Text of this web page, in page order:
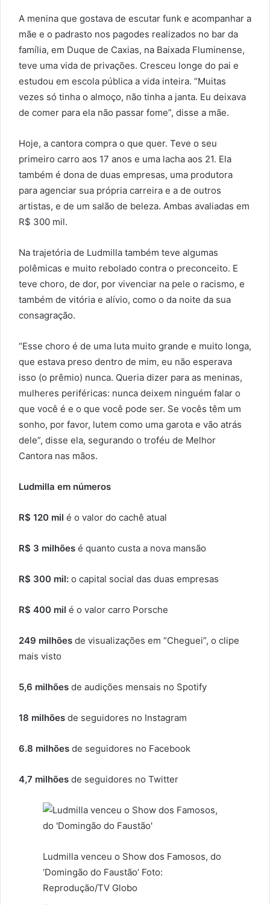
A menina que gostava de escutar funk e acompanhar a
mãe e o padrasto nos pagodes realizados no bar da
família, em Duque de Caxias, na Baixada Fluminense,
teve uma vida de privações. Cresceu longe do pai e
estudou em escola pública a vida inteira. “Muitas
vezes só tinha o almoço, não tinha a janta. Eu deixava
de comer para ela não passar fome”, disse a mãe.
Hoje, a cantora compra o que quer. Teve o seu
primeiro carro aos 17 anos e uma lacha aos 21. Ela
também é dona de duas empresas, uma produtora
para agenciar sua própria carreira e a de outros
artistas, e de um salão de beleza. Ambas avaliadas em
R$ 300 mil.
Na trajetória de Ludmilla também teve algumas
polêmicas e muito rebolado contra o preconceito. E
teve choro, de dor, por vivenciar na pele o racismo, e
também de vitória e alívio, como o da noite da sua
consagração.
“Esse choro é de uma luta muito grande e muito longa,
que estava preso dentro de mim, eu não esperava
isso (o prêmio) nunca. Queria dizer para as meninas,
mulheres periféricas: nunca deixem ninguém falar o
que você é e o que você pode ser. Se vocês têm um
sonho, por favor, lutem como uma garota e vão atrás
dele”, disse ela, segurando o troféu de Melhor
Cantora nas mãos.
Ludmilla em números
R$ 120 mil é o valor do cachê atual
R$ 3 milhões é quanto custa a nova mansão
R$ 300 mil: o capital social das duas empresas
R$ 400 mil é o valor carro Porsche
249 milhões de visualizações em “Cheguei”, o clipe
mais visto
5,6 milhões de audições mensais no Spotify
18 milhões de seguidores no Instagram
6.8 milhões de seguidores no Facebook
4,7 milhões de seguidores no Twitter
Ludmilla venceu o Show dos Famosos, do
‘Domingão do Faustão’ Foto:
Reprodução/TV Globo